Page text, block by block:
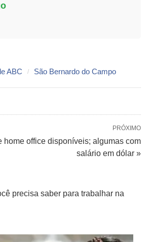
ABC São Bernardo do Campo
PRÓXIMO
home office disponíveis; algumas com
salário em dólar »
precisa saber para trabalhar na